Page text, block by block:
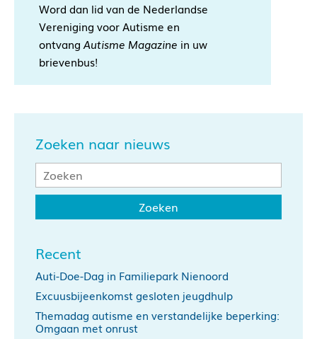
Word dan lid van de Nederlandse
Vereniging voor Autisme en
ontvang Autisme Magazine in uw
brievenbus!
Zoeken naar nieuws
Recent
Auti-Doe-Dag in Familiepark Nienoord
Excuusbijeenkomst gesloten jeugdhulp
Themadag autisme en verstandelijke beperking:
Omgaan met onrust